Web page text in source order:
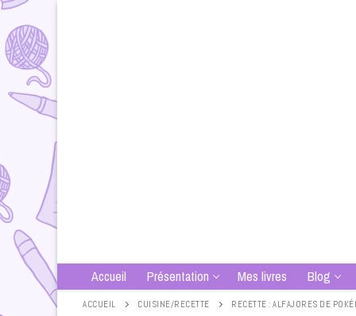
Accueil Présentation Mes livres Blog
ACCUEIL CUISINE/RECETTE RECETTE : ALFAJORES DE